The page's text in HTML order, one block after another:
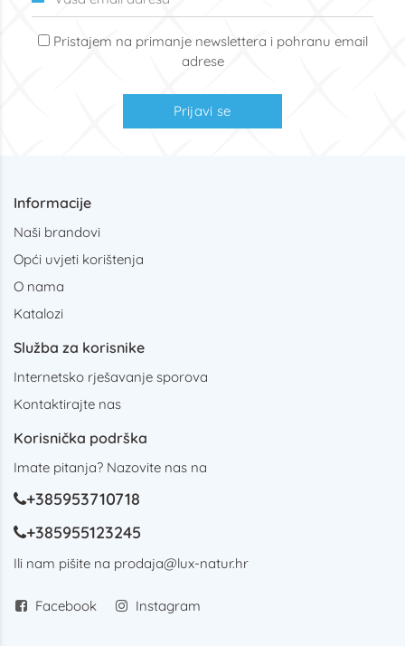
Pristajem na primanje newslettera i pohranu email
adrese
Prijavi se
Informacije
Naši brandovi
Opći uvjeti korištenja
O nama
Katalozi
Služba za korisnike
Internetsko rješavanje sporova
Kontaktirajte nas
Korisnička podrška
Imate pitanja? Nazovite nas na
+385953710718
+385955123245
Ili nam pišite na prodaja@lux-natur.hr
Facebook Instagram